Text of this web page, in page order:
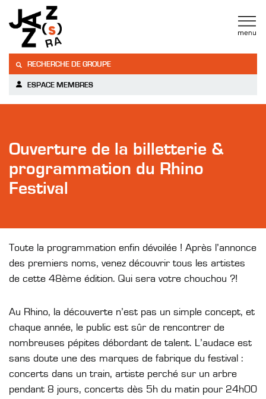
RECHERCHE DE GROUPE
ESPACE MEMBRES
Ouverture de la billetterie &
programmation du Rhino
Festival
Toute la programmation enfin dévoilée ! Après l’annonce
des premiers noms, venez découvrir tous les artistes
de cette 48ème édition. Qui sera votre chouchou ?!‌ ­‌ ­‌ ­‌
Au Rhino, la découverte n’est pas un simple concept, et
chaque année, le public est sûr de rencontrer de
nombreuses pépites débordant de talent. L’audace est
sans doute une des marques de fabrique du festival :
concerts dans un train, artiste perché sur un arbre
pendant 8 jours, concerts dès 5h du matin pour 24h00